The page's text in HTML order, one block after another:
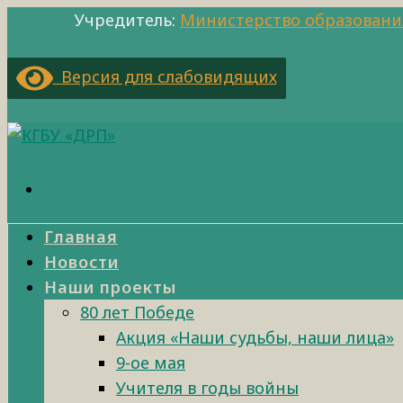
Учредитель: Министерство
Версия для слабовидящих
Главная
Новости
Наши проекты
80 лет Победе
Акция «Наши судьбы, наши лица»
9-ое мая
Учителя в годы войны